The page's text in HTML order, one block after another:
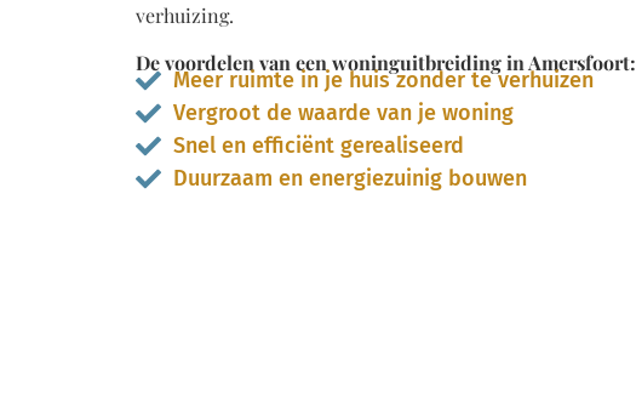
verhuizing.
De voordelen van een woninguitbreiding in Amersfoort:
Meer ruimte in je huis zonder te verhuizen
Vergroot de waarde van je woning
Snel en efficiënt gerealiseerd
Duurzaam en energiezuinig bouwen